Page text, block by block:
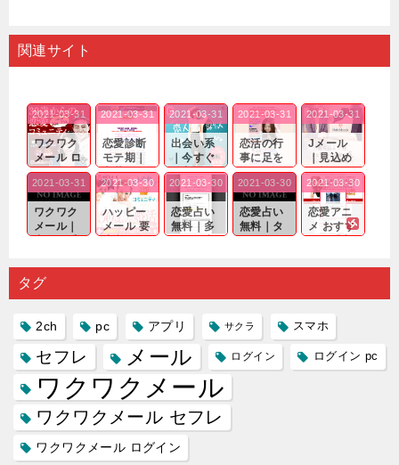
関連サイト
ワクワク
メール ロ
グイン pc
｜心の底
から真
剣...
2021-03-31
恋愛診断
モテ期｜
老若男女
問わ
ず…。
2021-03-31
出会い系
｜今すぐ
仲良くな
れる相手
探しをし
たいと...
2021-03-31
恋活の行
事に足を
運んでも
出会いの
チャンス
が訪れ...
2021-03-31
Jメール
｜見込め
る効果が
確実なも
のであっ
ても…...
2021-03-31
ワクワク
メール｜
出会い系
り会った
人に軽...
2021-03-31
ハッピー
メール 要
注意人物
するので
2021-03-30
恋愛占い
無料｜多
数ある出
プリの内
2021-03-30
恋愛占い
無料｜タ
ーゲット
る人に恋
2021-03-30
恋愛アニ
メ おすす
め｜「心
雑で素人
2021-03-30
タグ
2ch pc アプリ サクラ スマホ
セフレ メール ログイン ログイン pc
ワクワクメール
ワクワクメール セフレ
ワクワクメール ログイン